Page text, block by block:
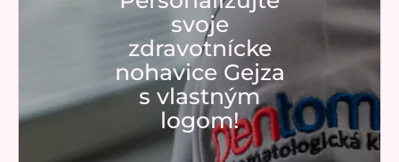
svoje
zdravotnícke
nohavice Gejza
s vlastným
logom!